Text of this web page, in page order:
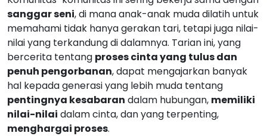
sanggar seni, di mana anak-anak muda dilatih untuk
memahami tidak hanya gerakan tari, tetapi juga nilai-
nilai yang terkandung di dalamnya. Tarian ini, yang
bercerita tentang proses cinta yang tulus dan
penuh pengorbanan, dapat mengajarkan banyak
hal kepada generasi yang lebih muda tentang
pentingnya kesabaran dalam hubungan, memiliki
nilai-nilai dalam cinta, dan yang terpenting,
menghargai proses.